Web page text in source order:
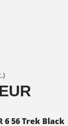
6 56 Trek Black